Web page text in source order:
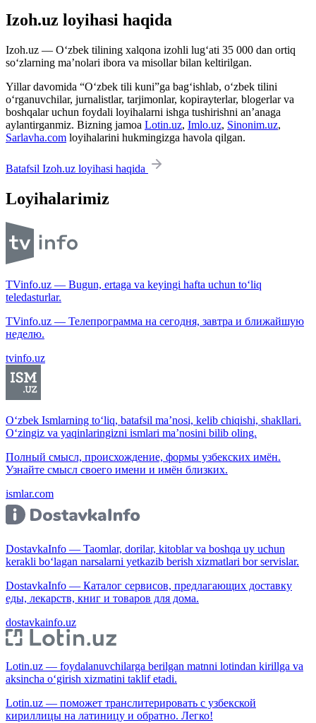
Izoh.uz loyihasi haqida
Izoh.uz — O‘zbek tilining xalqona izohli lug‘ati 35 000 dan ortiq
so‘zlarning ma’nolari ibora va misollar bilan keltirilgan.
Yillar davomida “O‘zbek tili kuni”ga bag‘ishlab, o‘zbek tilini
o‘rganuvchilar, jurnalistlar, tarjimonlar, kopirayterlar, blogerlar va
boshqalar uchun foydali loyihalarni ishga tushirishni an’anaga
aylantirganmiz. Bizning jamoa Lotin.uz, Imlo.uz, Sinonim.uz,
Sarlavha.com loyihalarini hukmingizga havola qilgan.
Batafsil Izoh.uz loyihasi haqida
Loyihalarimiz
TVinfo.uz — Bugun, ertaga va keyingi hafta uchun to‘liq
teledasturlar.
TVinfo.uz — Телепрограмма на сегодня, завтра и ближайшую
неделю.
tvinfo.uz
O‘zbek Ismlarning to‘liq, batafsil ma’nosi, kelib chiqishi, shakllari.
O‘zingiz va yaqinlaringizni ismlari ma’nosini bilib oling.
Полный смысл, происхождение, формы узбекских имён.
Узнайте смысл своего имени и имён близких.
ismlar.com
DostavkaInfo — Taomlar, dorilar, kitoblar va boshqa uy uchun
kerakli bo‘lagan narsalarni yetkazib berish xizmatlari bor servislar.
DostavkaInfo — Каталог сервисов, предлагающих доставку
еды, лекарств, книг и товаров для дома.
dostavkainfo.uz
Lotin.uz — foydalanuvchilarga berilgan matnni lotindan kirillga va
aksincha o‘girish xizmatini taklif etadi.
Lotin.uz — поможет транслитерировать с узбекской
кириллицы на латиницу и обратно. Легко!